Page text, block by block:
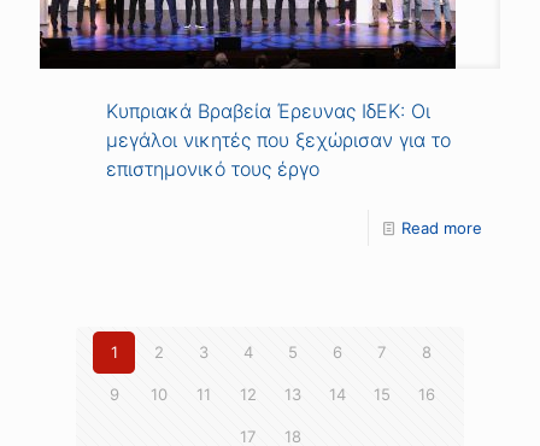
Κυπριακά Βραβεία Έρευνας ΙδΕΚ: Οι
μεγάλοι νικητές που ξεχώρισαν για το
επιστημονικό τους έργο
Read more
1 2 3 4 5 6 7 8
9 10 11 12 13 14 15 16
17 18